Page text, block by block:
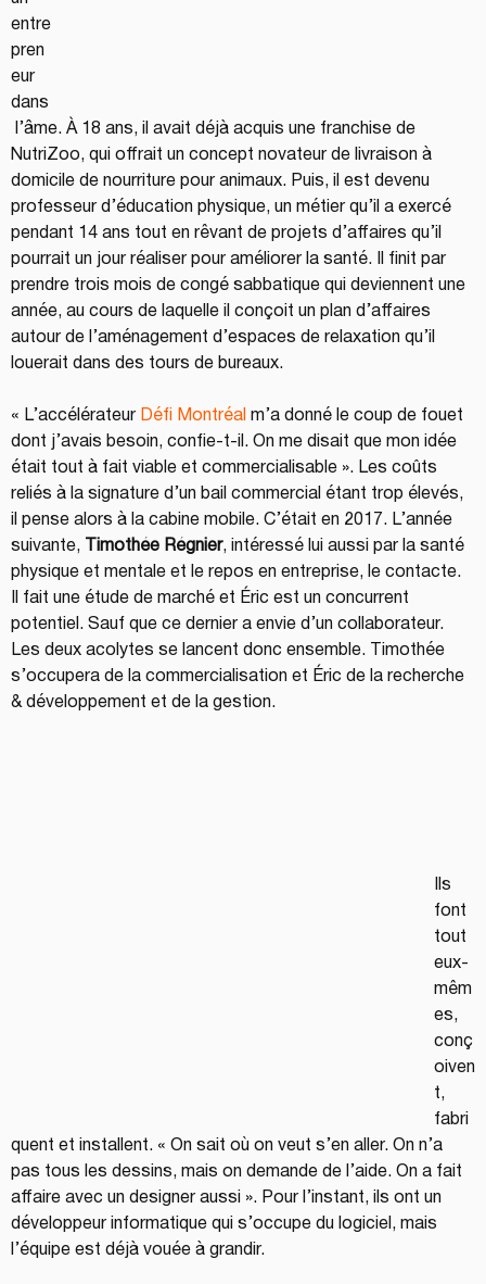
entre
pren
eur
dans
l’âme. À 18 ans, il avait déjà acquis une franchise de
NutriZoo, qui offrait un concept novateur de livraison à
domicile de nourriture pour animaux. Puis, il est devenu
professeur d’éducation physique, un métier qu’il a exercé
pendant 14 ans tout en rêvant de projets d’affaires qu’il
pourrait un jour réaliser pour améliorer la santé. Il finit par
prendre trois mois de congé sabbatique qui deviennent une
année, au cours de laquelle il conçoit un plan d’affaires
autour de l’aménagement d’espaces de relaxation qu’il
louerait dans des tours de bureaux.
« L’accélérateur Défi Montréal
m’a donné le coup de fouet
dont j’avais besoin, confie-t-il. On me disait que mon idée
était tout à fait viable et commercialisable ». Les coûts
reliés à la signature d’un bail commercial étant trop élevés,
il pense alors à la cabine mobile. C’était en 2017. L’année
suivante,
Timothée Régnier, intéressé lui aussi par la santé
physique et mentale et le repos en entreprise, le contacte.
Il fait une étude de marché et Éric est un concurrent
potentiel. Sauf que ce dernier a envie d’un collaborateur.
Les deux acolytes se lancent donc ensemble. Timothée
s’occupera de la commercialisation et Éric de la recherche
& développement et de la gestion.
Ils
font
tout
eux-
mêm
es,
conç
oiven
t,
fabri
quent et installent. « On sait où on veut s’en aller. On n’a
pas tous les dessins, mais on demande de l’aide. On a fait
affaire avec un designer aussi ». Pour l’instant, ils ont un
développeur informatique qui s’occupe du logiciel, mais
l’équipe est déjà vouée à grandir.